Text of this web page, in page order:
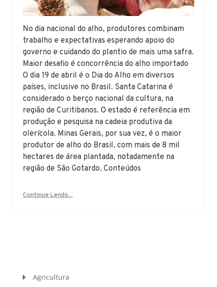
No dia nacional do alho, produtores combinam
trabalho e expectativas esperando apoio do
governo e cuidando do plantio de mais uma safra.
Maior desafio é concorrência do alho importado
O dia 19 de abril é o Dia do Alho em diversos
países, inclusive no Brasil. Santa Catarina é
considerado o berço nacional da cultura, na
região de Curitibanos. O estado é referência em
produção e pesquisa na cadeia produtiva da
olerícola. Minas Gerais, por sua vez, é o maior
produtor de alho do Brasil, com mais de 8 mil
hectares de área plantada, notadamente na
região de São Gotardo. Conteúdos
Continue Lendo...
Agricultura